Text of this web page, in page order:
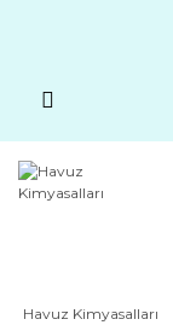
Havuz Kimyasalları